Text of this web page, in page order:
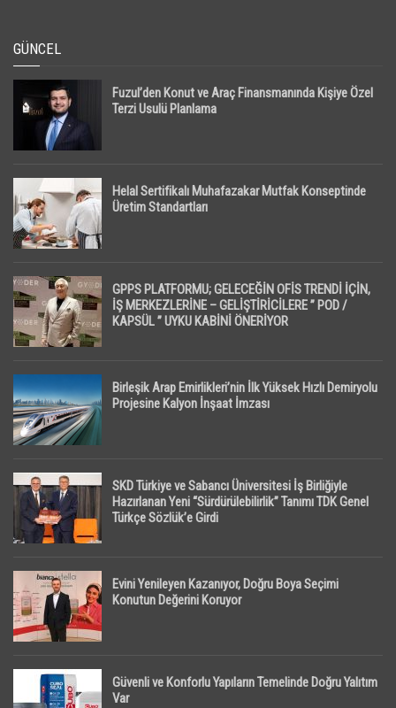
GÜNCEL
Fuzul’den Konut ve Araç Finansmanında Kişiye Özel
Terzi Usulü Planlama
Helal Sertifikalı Muhafazakar Mutfak Konseptinde
Üretim Standartları
GPPS PLATFORMU; GELECEĞİN OFİS TRENDİ İÇİN,
İŞ MERKEZLERİNE – GELİŞTİRİCİLERE ” POD /
KAPSÜL ” UYKU KABİNİ ÖNERİYOR
Birleşik Arap Emirlikleri’nin İlk Yüksek Hızlı Demiryolu
Projesine Kalyon İnşaat İmzası
SKD Türkiye ve Sabancı Üniversitesi İş Birliğiyle
Hazırlanan Yeni “Sürdürülebilirlik” Tanımı TDK Genel
Türkçe Sözlük’e Girdi
Evini Yenileyen Kazanıyor, Doğru Boya Seçimi
Konutun Değerini Koruyor
Güvenli ve Konforlu Yapıların Temelinde Doğru Yalıtım
Var